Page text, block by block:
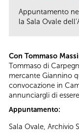
Appuntamento
la Sala Ovale
Con Tommaso
Tommaso di
mercante Giannino
convocazione in
annunciargli di
Appuntamento:
Sala Ovale, Archivio